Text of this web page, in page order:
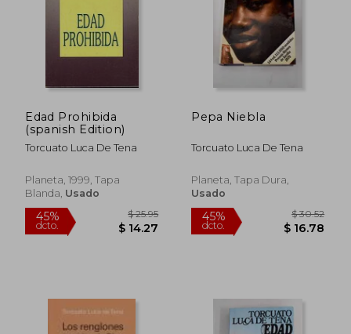
45%
dcto. $ 19.96 dcto.
Edad Prohibida
(spanish Edition)
Torcuato Luca De Tena
Planeta, 1999, Tapa
Blanda, Usado
Pepa Niebla
Torcuato Luca De Tena
Planeta, Tapa Dura,
Usado